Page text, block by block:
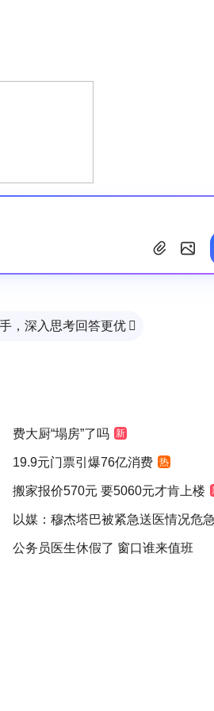
，深入思考回答更优 
费大厨“塌房”了吗 新
19.9元门票引爆76亿消费 热
搬家报价570元 要5060元才肯上楼
以媒：穆杰塔巴被紧急送医情况危急
公务员医生休假了 窗口谁来值班